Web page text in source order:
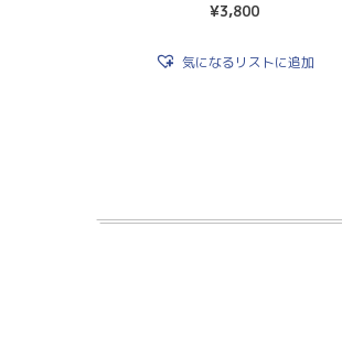
¥3,800
気になるリストに追加